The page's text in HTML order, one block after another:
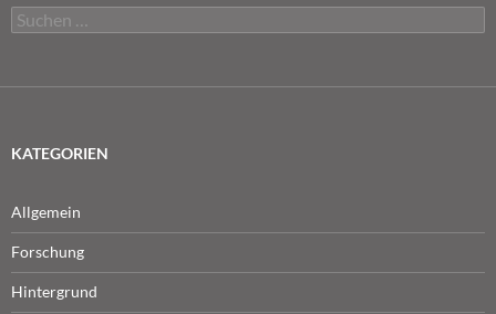
Suchen
nach:
KATEGORIEN
Allgemein
Forschung
Hintergrund